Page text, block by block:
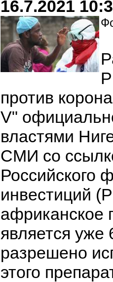
16.7.2021
против
V"
властями
СМИ со
Российского
инвестиций
африканское
является уже
разрешено
этого